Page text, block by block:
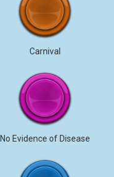
Carnival
No Evidence of Disease